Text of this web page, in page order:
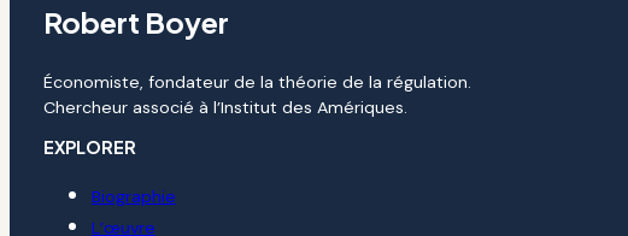
Robert Boyer
Économiste, fondateur de la théorie de la régulation.
Chercheur associé à l’Institut des Amériques.
EXPLORER
Biographie
L’œuvre